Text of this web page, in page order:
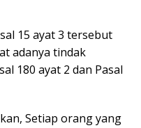
15 ayat 3 tersebut
adanya tindak
180 ayat 2 dan Pasal
Setiap orang yang